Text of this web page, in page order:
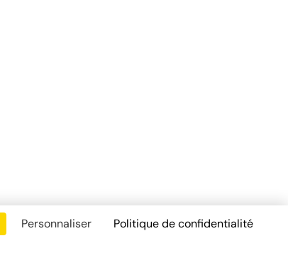
Personnaliser Politique de confidentialité